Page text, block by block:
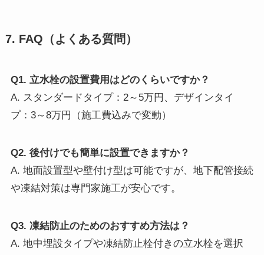
7. FAQ（よくある質問）
Q1. 立水栓の設置費用はどのくらいですか？
A. スタンダードタイプ：2～5万円、デザインタイ
プ：3～8万円（施工費込みで変動）
Q2. 後付けでも簡単に設置できますか？
A. 地面設置型や壁付け型は可能ですが、地下配管接続
や凍結対策は専門家施工が安心です。
Q3. 凍結防止のためのおすすめ方法は？
A. 地中埋設タイプや凍結防止栓付きの立水栓を選択